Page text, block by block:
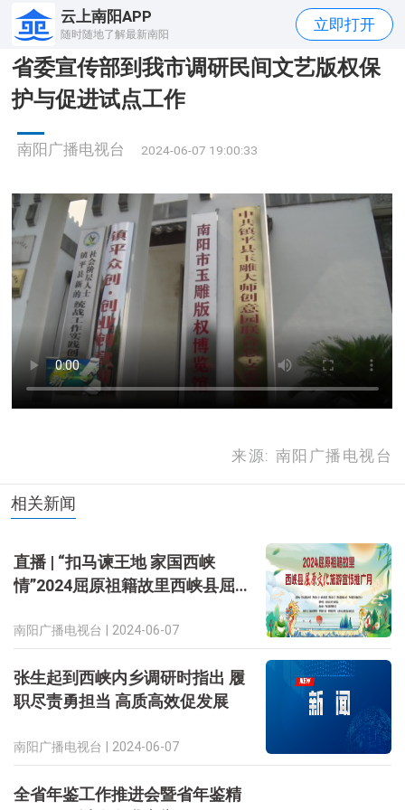
云上南阳APP
随时随地了解最新南阳
立即打开
省委宣传部到我市调研民间文艺版权保
护与促进试点工作
南阳广播电视台 2024-06-07 19:00:33
来源: 南阳广播电视台
相关新闻
直播 | “扣马谏王地 家国西峡
情”2024屈原祖籍故里西峡县屈原
南阳广播电视台 | 2024-06-07
张生起到西峡内乡调研时指出 履
职尽责勇担当 高质高效促发展
南阳广播电视台 | 2024-06-07
全省年鉴工作推进会暨省年鉴精